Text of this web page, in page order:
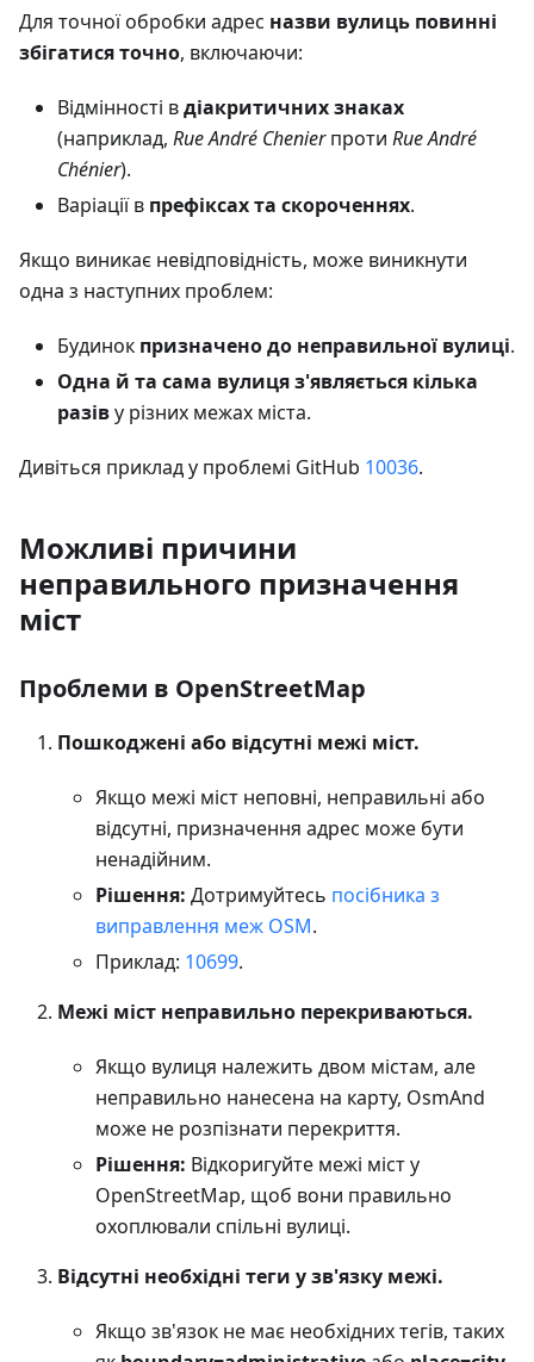
Для точної обробки адрес назви вулиць повинні
збігатися точно, включаючи:
Відмінності вдіакритичних знаках
(наприклад, Rue André Chenierпроти Rue André
Chénier).
Варіації в префіксах та скороченнях.
Якщо виникає невідповідність, може виникнути
одна з наступних проблем:
Будинок призначено до неправильної вулиці.
Одна й та сама вулиця з'являється кілька
разіву різних межах міста.
Дивіться приклад у проблемі GitHub 10036.
Можливі причини
неправильного призначення
міст
Проблеми в OpenStreetMap
Пошкоджені або відсутні межі міст.
Якщо межі міст неповні, неправильні або
відсутні, призначення адрес може бути
ненадійним.
Рішення: Дотримуйтесь посібника з
виправлення меж OSM.
Приклад: 10699.
Межі міст неправильно перекриваються.
Якщо вулиця належить двом містам, але
неправильно нанесена на карту, OsmAnd
може не розпізнати перекриття.
Рішення: Відкоригуйте межі міст у
OpenStreetMap, щоб вони правильно
охоплювали спільні вулиці.
Відсутні необхідні теги у зв'язку межі.
Якщо зв'язок не має необхідних тегів, таких